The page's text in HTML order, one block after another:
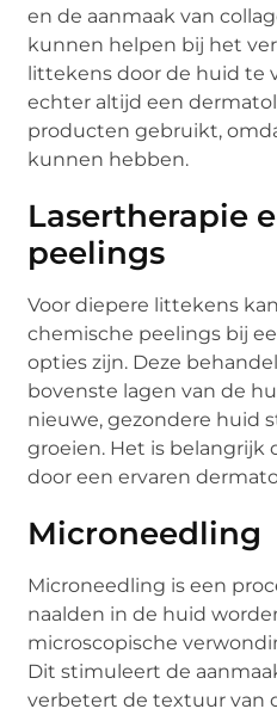
en de aanmaak van
kunnen helpen bij het
littekens door de huid te
echter altijd een
producten gebruikt,
kunnen hebben.
Lasertherapie
peelings
Voor diepere littekens
chemische peelings bij
opties zijn. Deze
bovenste lagen van de
nieuwe, gezondere huid
groeien. Het is belangrijk
door een ervaren
Microneedling
Microneedling is een
naalden in de huid
microscopische
Dit stimuleert de
verbetert de textuur van